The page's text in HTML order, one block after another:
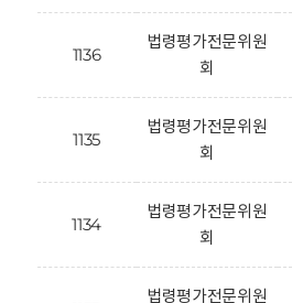
1136
법령평가전문위원
회
1135
법령평가전문위원
회
1134
법령평가전문위원
회
법령평가전문위원